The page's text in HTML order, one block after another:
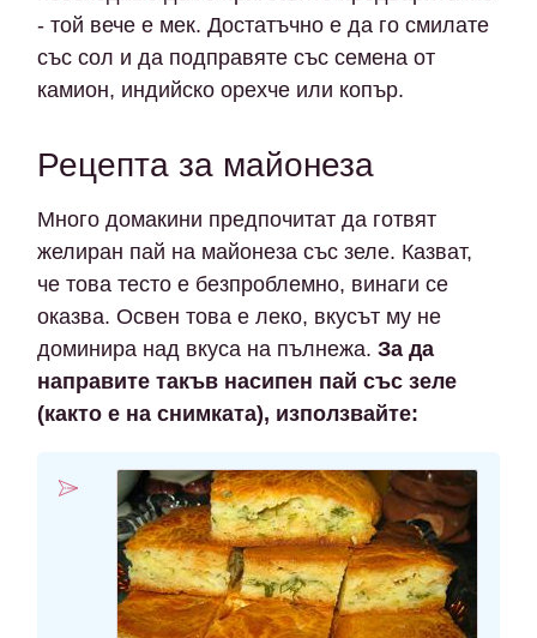
- той вече е мек. Достатъчно е да го смилате
със сол и да подправяте със семена от
камион, индийско орехче или копър.
Рецепта за майонеза
Много домакини предпочитат да готвят
желиран пай на майонеза със зеле. Казват,
че това тесто е безпроблемно, винаги се
оказва. Освен това е леко, вкусът му не
доминира над вкуса на пълнежа. За да
направите такъв насипен пай със зеле
(както е на снимката), използвайте: